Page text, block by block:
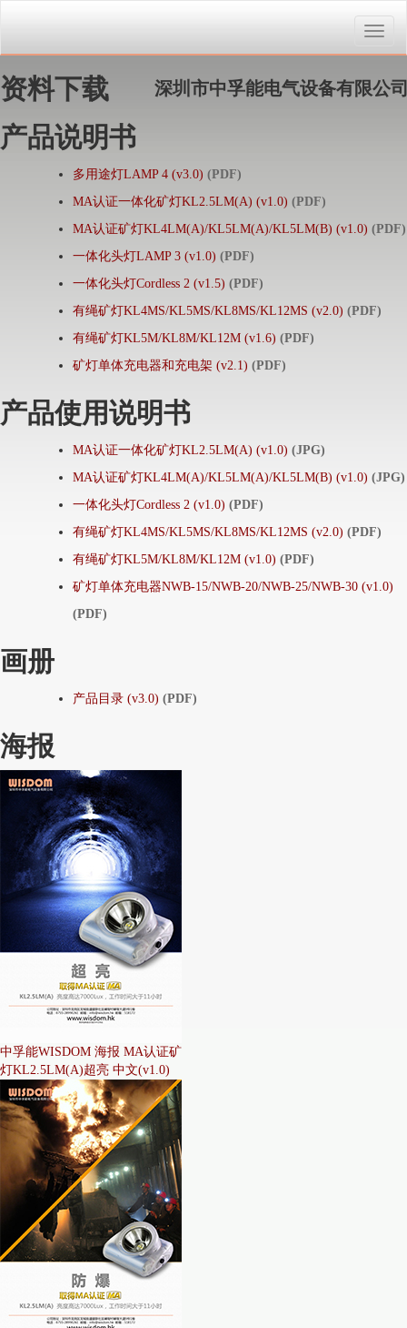
Toggle
深圳市中孚能电气设备有限公
资料下载
产品说明书
多用途灯LAMP 4 (v3.0) (PDF)
MA认证一体化矿灯KL2.5LM(A) (v1.0) (PDF)
MA认证矿灯KL4LM(A)/KL5LM(A)/KL5LM(B) (v1.0) (PDF)
一体化头灯LAMP 3 (v1.0) (PDF)
一体化头灯Cordless 2 (v1.5) (PDF)
有绳矿灯KL4MS/KL5MS/KL8MS/KL12MS (v2.0) (PDF)
有绳矿灯KL5M/KL8M/KL12M (v1.6) (PDF)
矿灯单体充电器和充电架 (v2.1) (PDF)
产品使用说明书
MA认证一体化矿灯KL2.5LM(A) (v1.0) (JPG)
MA认证矿灯KL4LM(A)/KL5LM(A)/KL5LM(B) (v1.0) (JPG)
一体化头灯Cordless 2 (v1.0) (PDF)
有绳矿灯KL4MS/KL5MS/KL8MS/KL12MS (v2.0) (PDF)
有绳矿灯KL5M/KL8M/KL12M (v1.0) (PDF)
矿灯单体充电器NWB-15/NWB-20/NWB-25/NWB-30 (v1.0)
(PDF)
画册
产品目录 (v3.0) (PDF)
海报
中孚能WISDOM 海报 MA认证矿
灯KL2.5LM(A)超亮 中文(v1.0)